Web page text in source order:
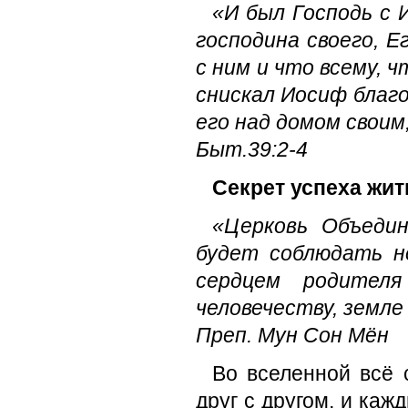
«И был Господь с
господина своего,
с ним и что всему,
снискал Иосиф
его над домом
Быт.39:2-4
Секрет успеха
«Церковь
будет соблюдать
сердцем
человечеству,
Преп. Мун Сон Мён
Во вселенной всё
друг с другом, и